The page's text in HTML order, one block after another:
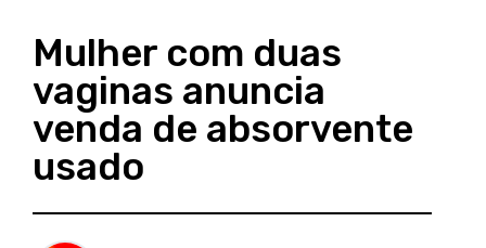
Mulher com duas
vaginas anuncia
venda de absorvente
usado